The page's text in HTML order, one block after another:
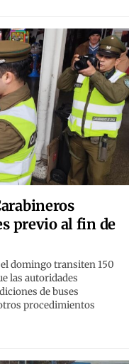
previo al fin de
el domingo transiten 150
las autoridades
de buses
procedimientos